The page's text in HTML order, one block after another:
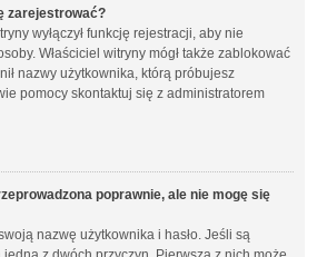
zarejestrować?
wyłączył funkcję rejestracji, aby nie
Właściciel witryny mógł także zablokować
nazwy użytkownika, którą próbujesz
pomocy skontaktuj się z administratorem
poprawnie, ale nie mogę się
nazwę użytkownika i hasło. Jeśli są